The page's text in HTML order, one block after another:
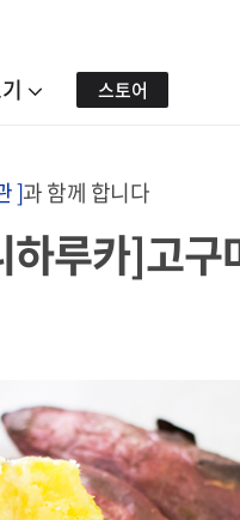
스토어
]과 함께 합니다
루카]고구